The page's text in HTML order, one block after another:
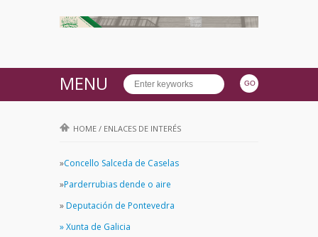
MENU
HOME / ENLACES DE INTERÉS
»Concello Salceda de Caselas
»Parderrubias dende o aire
»Deputación de Pontevedra
» Xunta de Galicia